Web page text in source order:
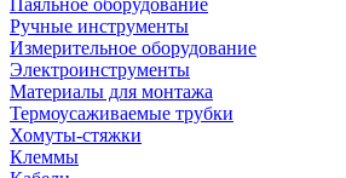
Паяльное оборудование
Ручные инструменты
Измерительное оборудование
Электроинструменты
Материалы для монтажа
Термоусаживаемые трубки
Хомуты-стяжки
Клеммы